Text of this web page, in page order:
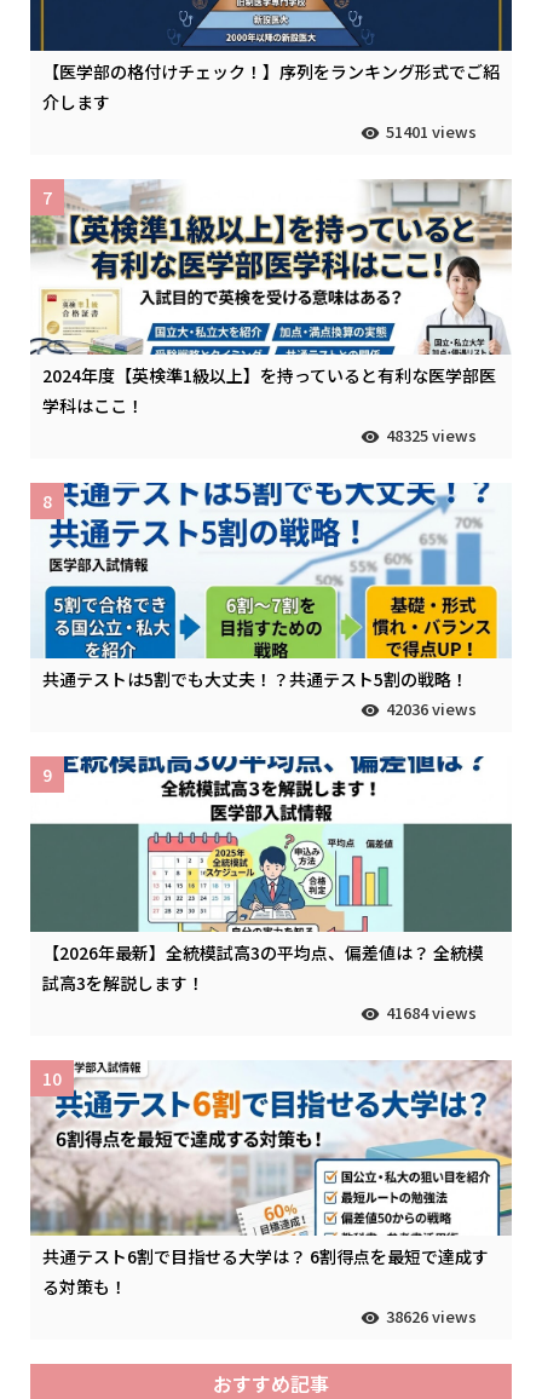
【医学部の格付けチェック！】序列をランキング形式でご紹
介します
51401 views
2024年度【英検準1級以上】を持っていると有利な医学部医
学科はここ！
48325 views
7
共通テストは5割でも大丈夫！？共通テスト5割の戦略！
42036 views
8
【2026年最新】全統模試高3の平均点、偏差値は？ 全統模
試高3を解説します！
41684 views
9
共通テスト6割で目指せる大学は？ 6割得点を最短で達成す
る対策も！
38626 views
10
おすすめ記事